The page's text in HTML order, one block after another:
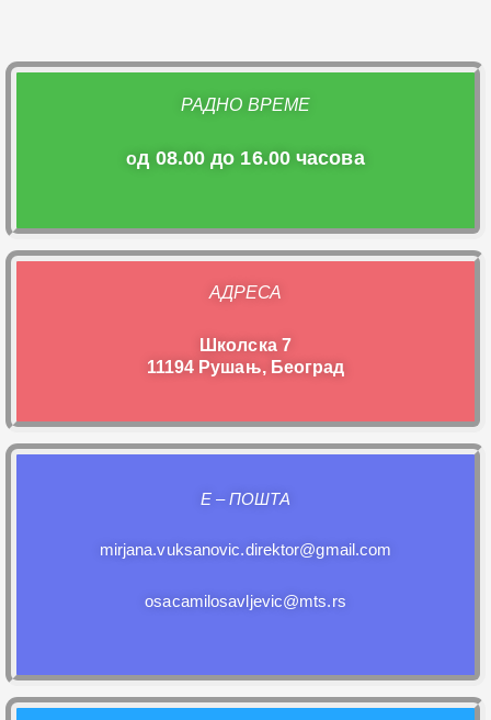
РАДНО ВРЕМЕ
од 08.00 до 16.00 часова
АДРЕСА
Школска 7
11194 Рушањ, Београд
E – ПОШТА
mirjana.vuksanovic.direktor@gmail.com
osacamilosavljevic@mts.rs